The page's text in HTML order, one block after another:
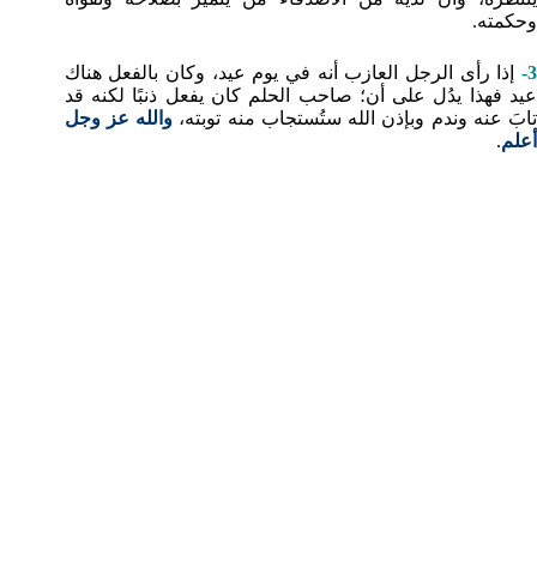
وحكمته.
3-
إذا رأى الرجل العازب أنه في يوم عيد، وكان بالفعل هناك
عيد فهذا يدُل على أن؛ صاحب الحلم كان يفعل ذنبًا لكنه قد
تابَ عنه وندم وبإذن الله ستُستجاب منه توبته، والله عز وجل
أعلم.